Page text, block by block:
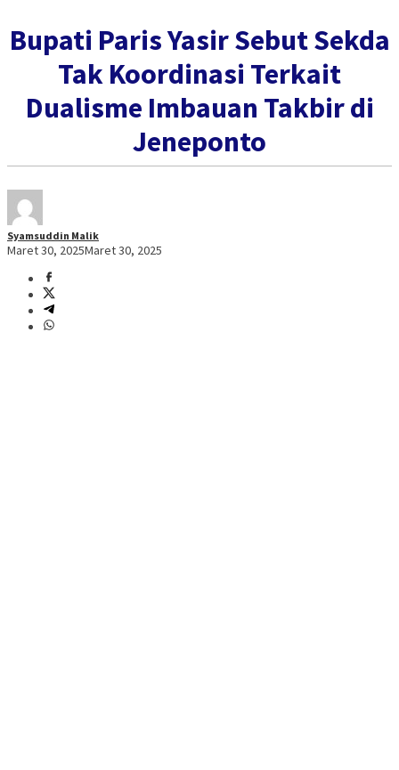
Bupati Paris Yasir Sebut Sekda
Tak Koordinasi Terkait
Dualisme Imbauan Takbir di
Jeneponto
Syamsuddin Malik
Maret 30, 2025Maret 30, 2025